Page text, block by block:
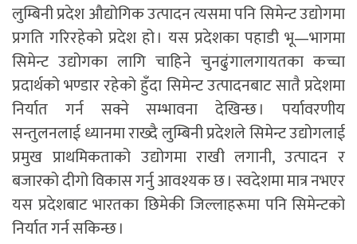
लुम्बिनी प्रदेश औद्योगिक उत्पादन त्यसमा पनि सिमेन्ट उद्योगमा
प्रगति गरिरहेको प्रदेश हो । यस प्रदेशका पहाडी भू—भागमा
सिमेन्ट उद्योगका लागि चाहिने चुनढुंगालगायतका कच्चा
प्रदार्थको भण्डार रहेको हुँदा सिमेन्ट उत्पादनबाट सातै प्रदेशमा
निर्यात गर्न सक्ने सम्भावना देखिन्छ । पर्यावरणीय
सन्तुलनलाई ध्यानमा राख्दै लुम्बिनी प्रदेशले सिमेन्ट उद्योगलाई
प्रमुख प्राथमिकताको उद्योगमा राखी लगानी, उत्पादन र
बजारको दीगो विकास गर्नु आवश्यक छ । स्वदेशमा मात्र नभएर
यस प्रदेशबाट भारतका छिमेकी जिल्लाहरूमा पनि सिमेन्टको
निर्यात गर्न सकिन्छ ।